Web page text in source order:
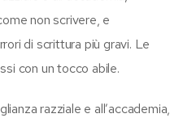
non scrivere, e
di scrittura più gravi. Le
con un tocco abile.
razziale e all’accademia,